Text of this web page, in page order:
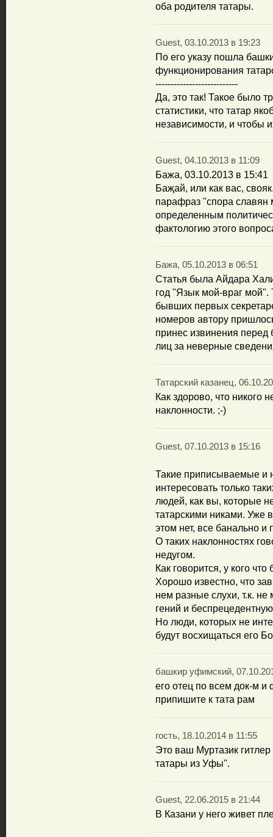
оба родителя татары.
Guest, 03.10.2013 в 19:23
По его указу пошла
функционирования
---------------------------
Да, это так! Такое было
статистики, что татар
независимости, и чтобы
Guest, 04.10.2013 в 11:09
Бажа, 03.10.2013 в 15:41
Баҗай, или как вас,
парафраз "спора славян
определенным
фактологию этого
Бажа, 05.10.2013 в 06:51
Статья была Айдара
год "Язык мой-враг мой".
бывших первых
номеров автору
принес извинения
лиц за неверные
Татарский казанец,
Как здорово, что никого
наклонности. ;-)
Guest, 07.10.2013 в 15:16
Такие приписываемые и
интересовать только
людей, как вы, которые
татарскими никами. Уже
этом нет, все банально и
О таких наклонностях
недугом.
Как говорится, у кого что
Хорошо известно, что
нем разные слухи, т.к. не
гений и
Но люди, которых не
будут восхищаться его
башкир уфимский,
его отец по всем док-м и
припишите к тата рам
гость, 18.10.2014 в 11:55
Это ваш Муртазик
татары из Уфы".
Guest, 22.06.2015 в 21:44
В Казани у него живет